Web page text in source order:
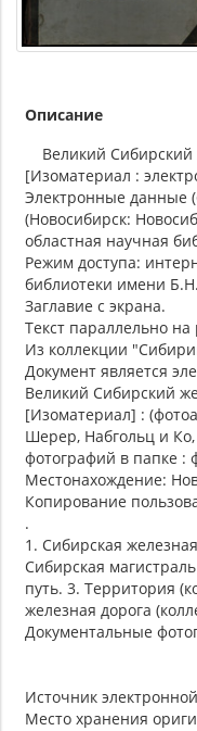
Описание
Великий Сибирский
[Изоматериал :
Электронные данные
(Новосибирск:
областная научная
Режим доступа:
библиотеки имени
Заглавие с экрана.
Текст параллельно
Из коллекции
Документ является
Великий Сибирский
[Изоматериал] :
Шерер, Набгольц и
фотографий в папке :
Местонахождение:
Копирование
.
1. Сибирская
Сибирская
путь. 3. Территория
железная дорога
Документальные
Источник
Место хранения